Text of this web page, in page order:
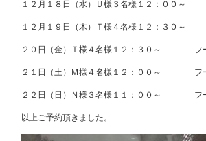
１２月１８日（水）Ｕ様３名様１２：００
１２月１９日（木）Ｔ様４名様１２：３０
２０日（金）Ｔ様４名様１２：３０～ フ
２１日（土）Ｍ様４名様１２：００～ フ
２２日（日）Ｎ様３名様１１：００～ フ
以上ご予約頂きました。